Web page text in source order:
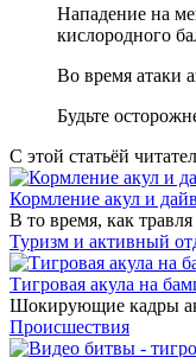
Нападение на
кислородного
Во время атаки
Будьте
С этой статьёй
Кормление акул и
В то время, как
Туризм и активный
Тигровая акула на
Шокирующие кадры
Происшествия